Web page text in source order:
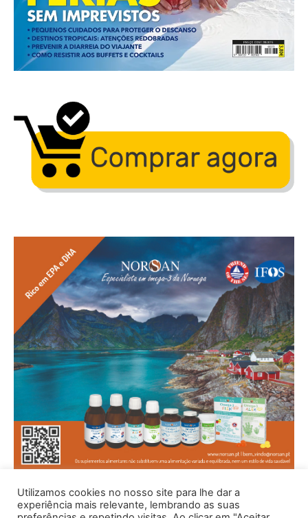
Utilizamos cookies no nosso site para lhe dar a
experiência mais relevante, lembrando as suas